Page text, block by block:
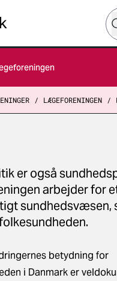
LÆGEFORENINGEN
er også
arbejder for
sundhedsvæsen,
betydning for
i Danmark er